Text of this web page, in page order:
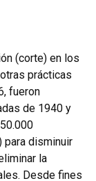
(corte) en los
prácticas
fueron
de 1940 y
disminuir
la
Desde fines